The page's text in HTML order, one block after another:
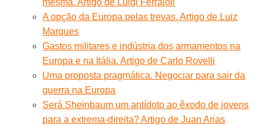
A opção da Europa pelas trevas. Artigo de Luiz
Marques
Gastos militares e indústria dos armamentos na
Europa e na Itália. Artigo de Carlo Rovelli
Uma proposta pragmática. Negociar para sair da
guerra na Europa
Será Sheinbaum um antídoto ao êxodo de jovens
para a extrema-direita? Artigo de Juan Arias